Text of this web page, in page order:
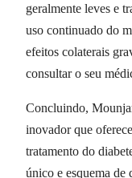
geralmente leves e
uso continuado do
efeitos colaterais
consultar o seu
Concluindo,
inovador que
tratamento do
único e esquema de